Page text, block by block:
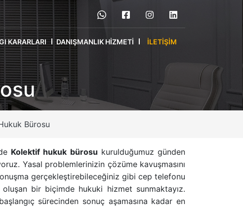
KARARLARI DANIŞMANLIK HIZMETI İLETIŞIM
Bürosu
Kolektif hukuk bürosu kurulduğumuz günden
Yasal problemlerinizin çözüme kavuşmasını
gerçekleştirebileceğiniz gibi cep telefonu
bir biçimde hukuki hizmet sunmaktayız.
sürecinden sonuç aşamasına kadar en